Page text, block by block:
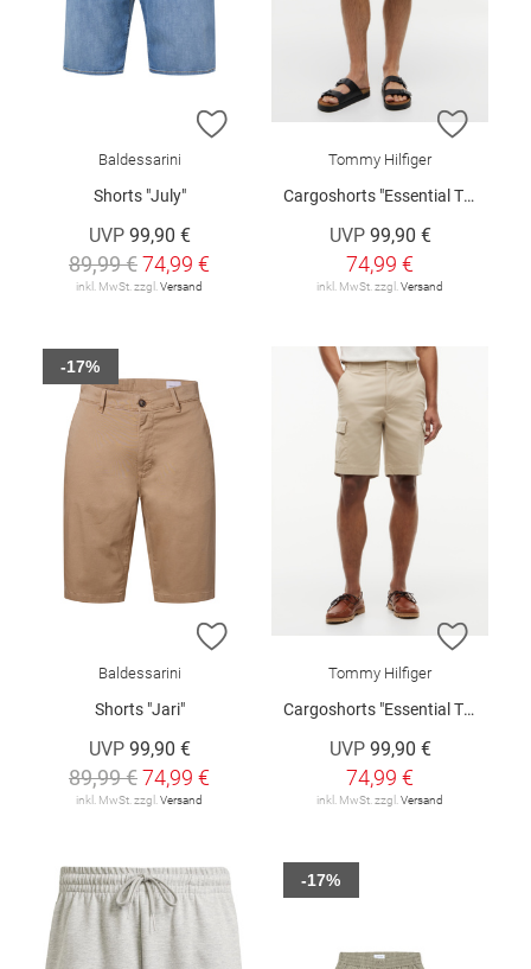
ZUR WUNSCHLISTE HINZUFÜGEN
Baldessarini
Shorts "July"
UVP 99,90 €
89,99 €74,99 €
inkl. MwSt. zzgl. Versand
ZUR
Tommy Hilfiger
Cargoshorts "Essential Twill"
UVP 99,90 €
74,99 €
inkl. MwSt. zzgl. Versand
ZUR WUNSCHLISTE HINZUFÜGEN
Baldessarini
Shorts "Jari"
UVP 99,90 €
89,99 €74,99 €
inkl. MwSt. zzgl. Versand
-17%
ZUR
Tommy Hilfiger
Cargoshorts "Essential Twill"
UVP 99,90 €
74,99 €
inkl. MwSt. zzgl. Versand
-17%